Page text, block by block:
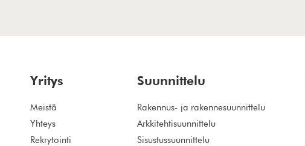
Yritys
Meistä
Yhteys
Rekrytointi
Suunnittelu
Rakennus- ja rakennesuunnittelu
Arkkitehtisuunnittelu
Sisustussuunnittelu